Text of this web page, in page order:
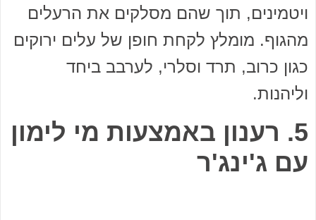
ויטמינים, תוך שהם מסלקים את הרעלים
מהגוף. מומלץ לקחת חופן של עלים ירוקים
כגון כרוב, תרד וסלרי, לערבב ביחד
וליהנות.
5. רענון באמצעות מי לימון
עם ג'ינג'ר